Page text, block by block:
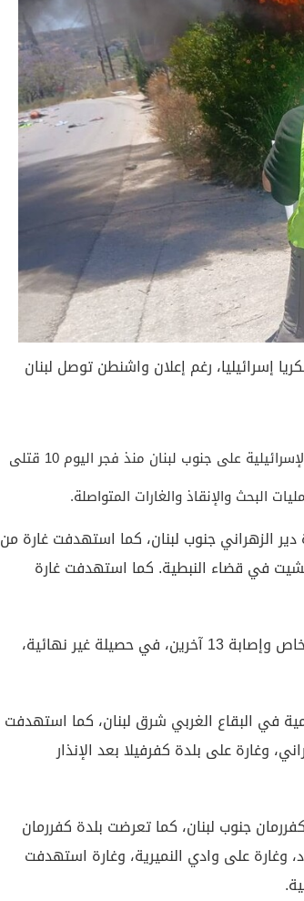
إسرائيليا، رغم إعلان واشنطن توصل لبنان
وبحسب وزارة الصحة اللبنانية، بلغت حصيلة القتلى جراء الغارات الإسرائيلية على جنوب لبنان منذ فجر اليوم 10 قتلى
الزهراني جنوب لبنان، كما استهدفت غارة من
في قضاء النبطية. كما استهدفت غارة
وفي مدينة صور، أسفرت غارات إسرائيلية ليلاً عن مقتل 3 أشخاص وإصابة 13 آخرين، في حصيلة غير نهائية،
البقاع الغربي شرق لبنان، كما استهدفت
وغارة على بلدة كفرفيلا بعد الإنذار
جنوب لبنان، كما تعرضت بلدة كفررمان
وغارة على وادي النميرية، وغارة استهدفت